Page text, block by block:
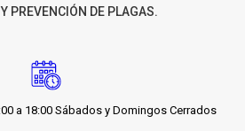
PREVENCIÓN DE PLAGAS.
a 18:00 Sábados y Domingos Cerrados